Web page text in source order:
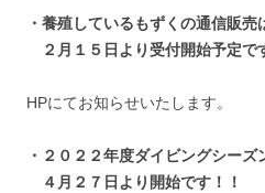
・養殖しているもずくの通信販売
２月１５日より受付開始予定で
HPにてお知らせいたします。
・２０２２年度ダイビングシーズ
４月２７日より開始です！！